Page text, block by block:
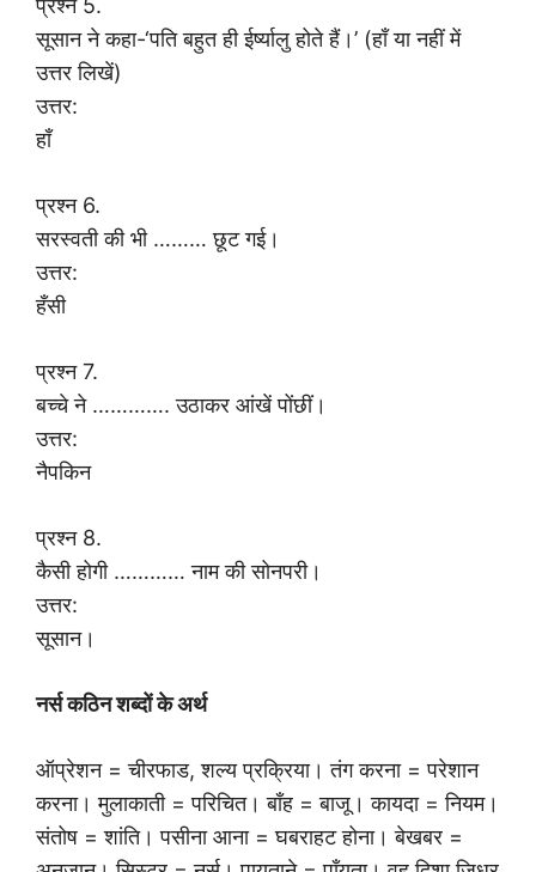
प्रश्न 5.
सूसान ने कहा-‘पति बहुत ही ईर्ष्यालु होते हैं।’ (हाँ या नहीं में
उत्तर लिखें)
उत्तर:
हाँ
प्रश्न 6.
सरस्वती की भी ……… छूट गई।
उत्तर:
हँसी
प्रश्न 7.
बच्चे ने …………. उठाकर आंखें पोंछीं।
उत्तर:
नैपकिन
प्रश्न 8.
कैसी होगी ………… नाम की सोनपरी।
उत्तर:
सूसान।
नर्स कठिन शब्दों के अर्थ
ऑप्रेशन = चीरफाड, शल्य प्रक्रिया। तंग करना = परेशान
करना। मुलाकाती = परिचित। बाँह = बाजू। कायदा = नियम।
संतोष = शांति। पसीना आना = घबराहट होना। बेखबर =